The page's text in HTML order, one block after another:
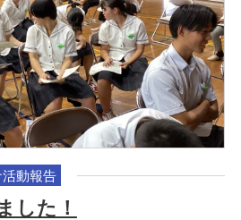
活動報告
した！